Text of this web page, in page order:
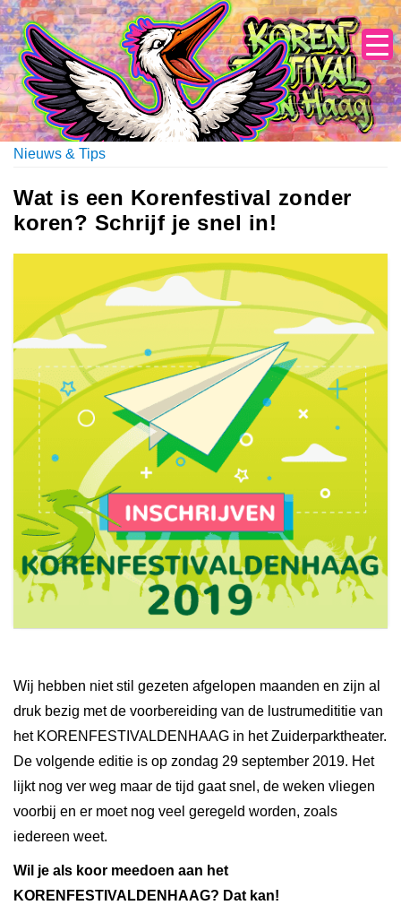
Skip
to
content
Nieuws & Tips
Wat is een Korenfestival zonder
koren? Schrijf je snel in!
Wij hebben niet stil gezeten afgelopen maanden en zijn al
druk bezig met de voorbereiding van de lustrumedititie van
het KORENFESTIVALDENHAAG in het Zuiderparktheater.
De volgende editie is op zondag 29 september 2019. Het
lijkt nog ver weg maar de tijd gaat snel, de weken vliegen
voorbij en er moet nog veel geregeld worden, zoals
iedereen weet.
Wil je als koor meedoen aan het
KORENFESTIVALDENHAAG? Dat kan!